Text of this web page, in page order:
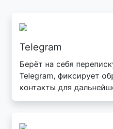
Telegram
Берёт на себя
Telegram, фиксирует
контакты для